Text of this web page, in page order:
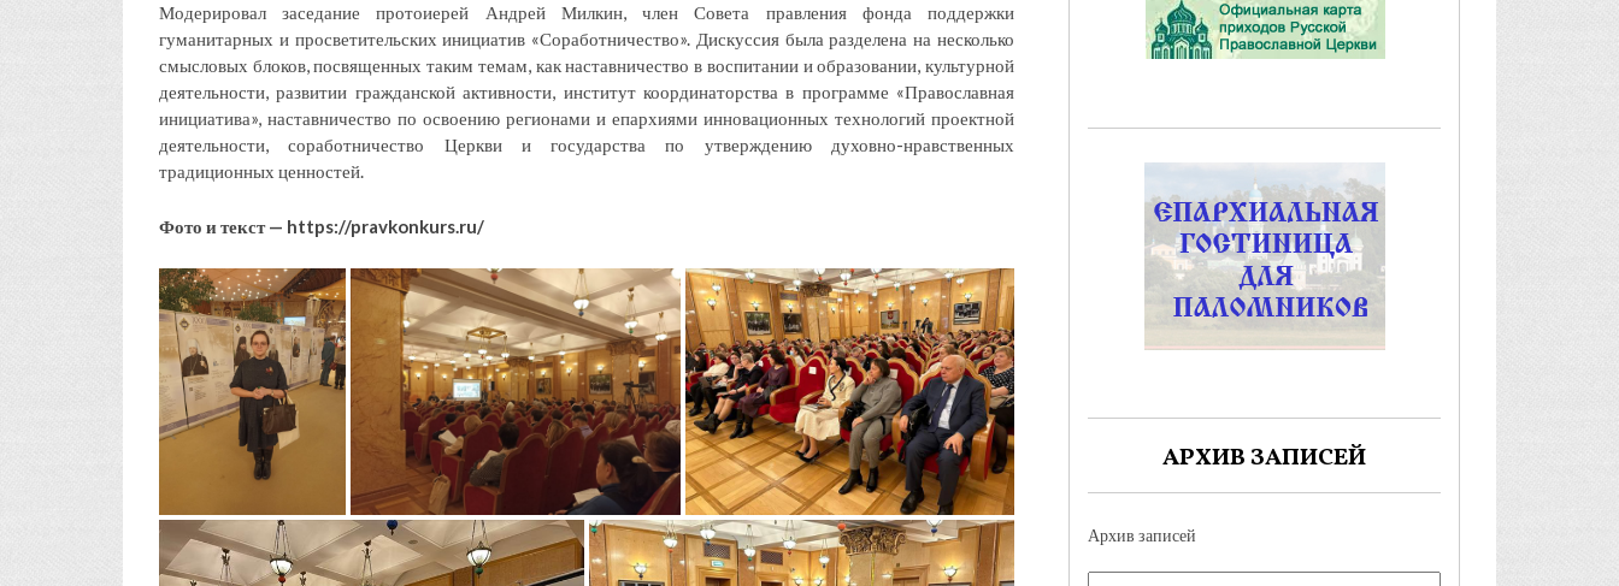
Модерировал заседание протоиерей Андрей Милкин, член Совета правления фонда поддержки
гуманитарных и просветительских инициатив «Соработничество». Дискуссия была разделена на несколько
смысловых блоков, посвященных таким темам, как наставничество в воспитании и образовании, культурной
деятельности, развитии гражданской активности, институт координаторства в программе «Православная
инициатива», наставничество по освоению регионами и епархиями инновационных технологий проектной
деятельности, соработничество Церкви и государства по утверждению духовно-нравственных
традиционных ценностей.
Фото и текст — https://pravkonkurs.ru/
АРХИВ ЗАПИСЕЙ
Архив записей